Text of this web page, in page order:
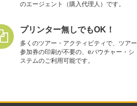
のエージェント（購入代理人）です。
プリンター無しでもOK！
多くのツアー・アクティビティで、ツアー
参加券の印刷が不要の、eバウチャー・シ
ステムのご利用可能です。